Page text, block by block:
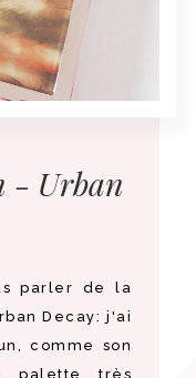
- Urban
parler de la
Decay: j'ai
comme son
palette très